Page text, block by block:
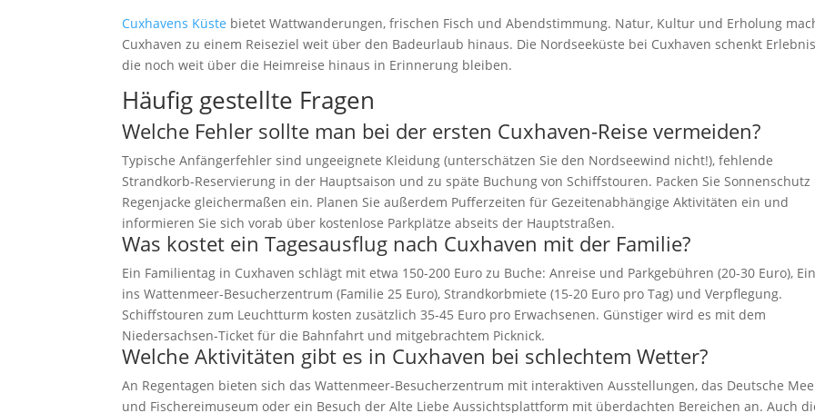
Cuxhavens Küste bietet Wattwanderungen, frischen Fisch und Abendstimmung. Natur, Kultur und Erholung
Cuxhaven zu einem Reiseziel weit über den Badeurlaub hinaus. Die Nordseeküste bei Cuxhaven schenkt
die noch weit über die Heimreise hinaus in Erinnerung bleiben.
Häufig gestellte Fragen
Welche Fehler sollte man bei der ersten Cuxhaven-Reise vermeiden?
Typische Anfängerfehler sind ungeeignete Kleidung (unterschätzen Sie den Nordseewind nicht!), fehlende
Strandkorb-Reservierung in der Hauptsaison und zu späte Buchung von Schiffstouren. Packen Sie Sonnenschutz
Regenjacke gleichermaßen ein. Planen Sie außerdem Pufferzeiten für Gezeitenabhängige Aktivitäten ein und
informieren Sie sich vorab über kostenlose Parkplätze abseits der Hauptstraßen.
Was kostet ein Tagesausflug nach Cuxhaven mit der Familie?
Ein Familientag in Cuxhaven schlägt mit etwa 150-200 Euro zu Buche: Anreise und Parkgebühren (20-30 Euro),
ins Wattenmeer-Besucherzentrum (Familie 25 Euro), Strandkorbmiete (15-20 Euro pro Tag) und Verpflegung.
Schiffstouren zum Leuchtturm kosten zusätzlich 35-45 Euro pro Erwachsenen. Günstiger wird es mit dem
Niedersachsen-Ticket für die Bahnfahrt und mitgebrachtem Picknick.
Welche Aktivitäten gibt es in Cuxhaven bei schlechtem Wetter?
An Regentagen bieten sich das Wattenmeer-Besucherzentrum mit interaktiven Ausstellungen, das Deutsche
und Fischereimuseum oder ein Besuch der Alte Liebe Aussichtsplattform mit überdachten Bereichen an. Auch